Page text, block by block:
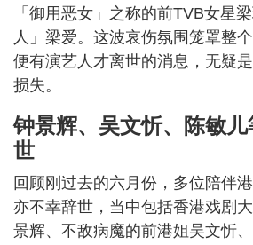
「御用恶女」之称的前TVB女星
人」梁爱。这波哀伤氛围笼罩整
便有演艺人才离世的消息，无疑
损失。
钟景辉、吴文忻、陈敏
世
回顾刚过去的六月份，多位陪伴
亦不幸辞世，当中包括香港戏剧
景辉、不敌病魔的前港姐吴文忻